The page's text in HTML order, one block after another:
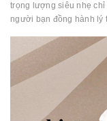
trọng lượng siêu nhẹ chỉ
người bạn đồng hành lý